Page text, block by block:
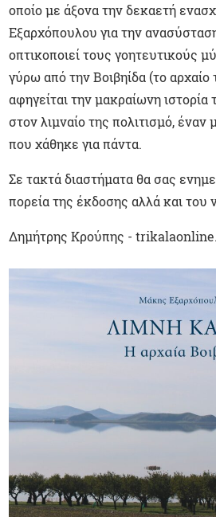
οποίο με άξονα την δεκαετή
Εξαρχόπουλου για την
οπτικοποιεί τους γοητευτικούς
γύρω από την Βοιβηίδα (το αρχαίο
αφηγείται την μακραίωνη ιστορία
στον λιμναίο της πολιτισμό,
που χάθηκε για πάντα.
Σε τακτά διαστήματα θα σας
πορεία της έκδοσης αλλά και του
Δημήτρης Κρούπης -